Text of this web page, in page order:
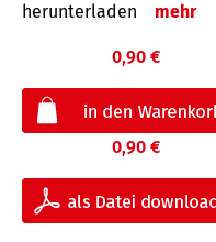
herunterladen
mehr
0,90 €
0,90 €